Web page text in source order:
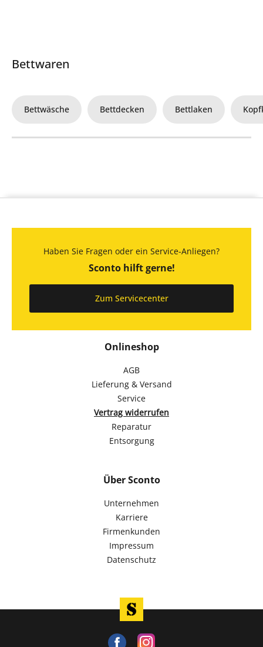
Bettwaren
Bettwäsche Bettdecken Bettlaken
Onlineshop
AGB
Lieferung & Versand
Service
Vertrag widerrufen
Reparatur
Entsorgung
Über Sconto
Unternehmen
Karriere
Firmenkunden
Impressum
Datenschutz
Haben Sie Fragen oder ein Service-Anliegen?
Sconto hilft gerne!
Zum Servicecenter